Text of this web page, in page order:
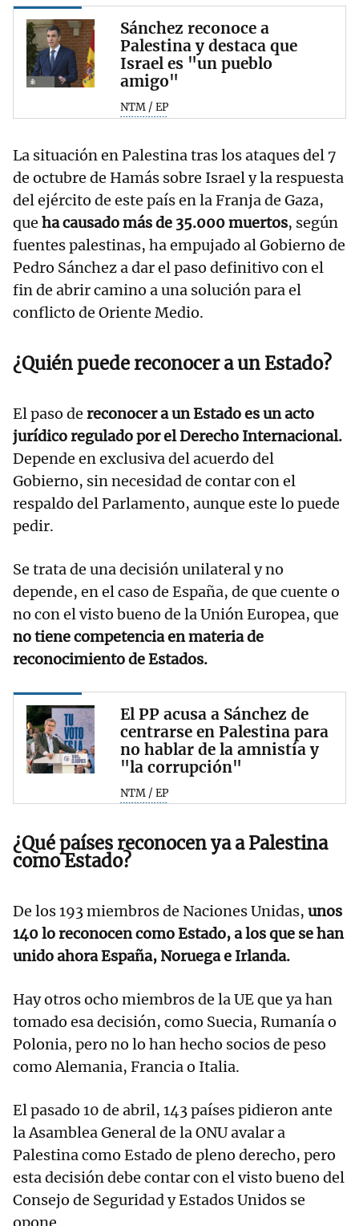
Sánchez reconoce a
Palestina y destaca que
Israel es "un pueblo
amigo"
NTM / EP
La situación en Palestina tras los ataques del 7
de octubre de Hamás sobre Israel y la respuesta
del ejército de este país en la Franja de Gaza,
que ha causado más de 35.000 muertos, según
fuentes palestinas, ha empujado al Gobierno de
Pedro Sánchez a dar el paso definitivo con el
fin de abrir camino a una solución para el
conflicto de Oriente Medio.
¿Quién puede reconocer a un Estado?
El paso de reconocer a un Estado es un acto
jurídico regulado por el Derecho Internacional.
Depende en exclusiva del acuerdo del
Gobierno, sin necesidad de contar con el
respaldo del Parlamento, aunque este lo puede
pedir.
Se trata de una decisión unilateral y no
depende, en el caso de España, de que cuente o
no con el visto bueno de la Unión Europea, que
no tiene competencia en materia de
reconocimiento de Estados.
El PP acusa a Sánchez de
centrarse en Palestina para
no hablar de la amnistía y
"la corrupción"
NTM / EP
¿Qué países reconocen ya a Palestina
como Estado?
De los 193 miembros de Naciones Unidas, unos
140 lo reconocen como Estado, a los que se han
unido ahora España, Noruega e Irlanda.
Hay otros ocho miembros de la UE que ya han
tomado esa decisión, como Suecia, Rumanía o
Polonia, pero no lo han hecho socios de peso
como Alemania, Francia o Italia.
El pasado 10 de abril, 143 países pidieron ante
la Asamblea General de la ONU avalar a
Palestina como Estado de pleno derecho, pero
esta decisión debe contar con el visto bueno del
Consejo de Seguridad y Estados Unidos se
opone.